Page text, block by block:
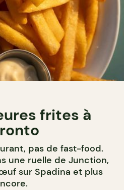
frites à
pas de fast-food.
une ruelle de Junction,
sur Spadina et plus